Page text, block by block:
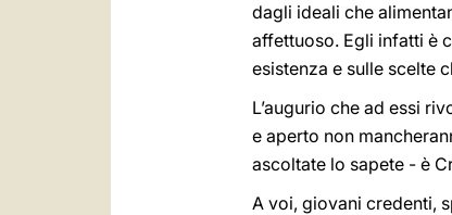
dagli ideali che
affettuoso. Egli infatti è
esistenza e sulle scelte
L’augurio che ad essi
e aperto non
ascoltate lo sapete - è
A voi, giovani credenti,